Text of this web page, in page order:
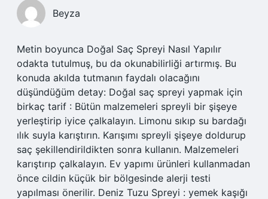
Beyza
Metin boyunca Doğal Saç Spreyi Nasıl Yapılır
odakta tutulmuş, bu da okunabilirliği artırmış. Bu
konuda akılda tutmanın faydalı olacağını
düşündüğüm detay: Doğal saç spreyi yapmak için
birkaç tarif : Bütün malzemeleri spreyli bir şişeye
yerleştirip iyice çalkalayın. Limonu sıkıp su bardağı
ılık suyla karıştırın. Karışımı spreyli şişeye doldurup
saç şekillendirildikten sonra kullanın. Malzemeleri
karıştırıp çalkalayın. Ev yapımı ürünleri kullanmadan
önce cildin küçük bir bölgesinde alerji testi
yapılması önerilir. Deniz Tuzu Spreyi : yemek kaşığı